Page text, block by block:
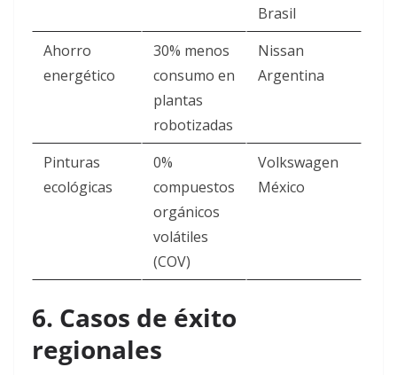
Brasil
Ahorro
energético
30% menos
consumo en
plantas
robotizadas
Nissan
Argentina
Pinturas
ecológicas
0%
compuestos
orgánicos
volátiles
(COV)
Volkswagen
México
6. Casos de éxito
regionales